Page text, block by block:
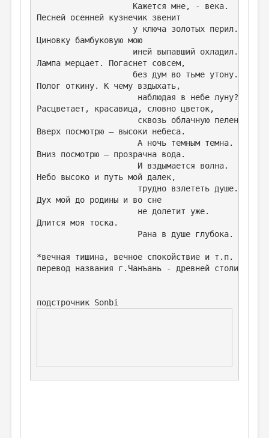
ЭССЕИСТИКА
ЛИТЕРАТУРОВЕДЕНИЕ
КУЛЬТУРОВЕДЕНИЕ
ПУБЛИЦИСТИКА
РЕЦЕНЗИРОВАНИЕ
ЦИКЛЫ ПУБЛИКАЦИЙ
ТРЕДИАКОВСКИЙ
МЕДИА
                    Кажется мне, - века.
Песней осенней кузнечик звенит
у ключа золотых перил.
Циновку бамбуковую мою
иней выпавший охладил.
Лампа мерцает. Погаснет совсем,
без дум во тьме утону.
Полог откину. К чему вздыхать,
наблюдая в небе луну?
Расцветает, красавица, словно цветок,
сквозь облачную пелену.
Вверх посмотрю – высоки небеса.
А ночь темным темна.
Вниз посмотрю – прозрачна вода.
И вздымается волна.
Небо высоко и путь мой далек,
трудно взлететь душе.
Дух мой до родины и во сне
не долетит уже.
Длится моя тоска.
                     Рана в душе глубока.
*вечная тишина, вечное спокойствие и т.п. -
перевод названия г.Чанъань - древней столицы